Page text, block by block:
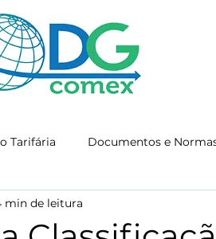
Tarifária Documentos e
SISCOMEX
min de leitura